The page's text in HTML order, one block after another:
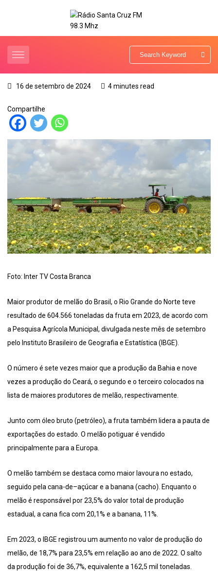
16 de setembro de 2024 4 minutes read
Compartilhe
Foto: Inter TV Costa Branca
Maior produtor de melão do Brasil, o Rio Grande do Norte teve
resultado de 604.566 toneladas da fruta em 2023, de acordo com
a Pesquisa Agrícola Municipal, divulgada neste mês de setembro
pelo Instituto Brasileiro de Geografia e Estatística (IBGE).
O número é sete vezes maior que a produção da Bahia e nove
vezes a produção do Ceará, o segundo e o terceiro colocados na
lista de maiores produtores de melão, respectivamente.
Junto com óleo bruto (petróleo), a fruta também lidera a pauta de
exportações do estado. O melão potiguar é vendido
principalmente para a Europa.
O melão também se destaca como maior lavoura no estado,
seguido pela cana-de–açúcar e a banana (cacho). Enquanto o
melão é responsável por 23,5% do valor total de produção
estadual, a cana fica com 20,1% e a banana, 11%.
Em 2023, o IBGE registrou um aumento no valor de produção do
melão, de 18,7% para 23,5% em relação ao ano de 2022. O salto
da produção foi de 36,7%, equivalente a 162,5 mil toneladas.